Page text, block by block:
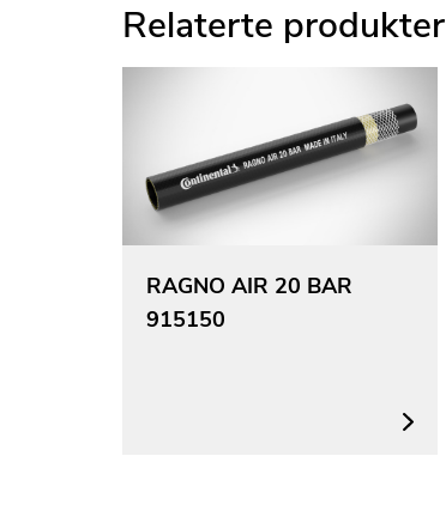
Relaterte produkter
RAGNO AIR 20 BAR
915150